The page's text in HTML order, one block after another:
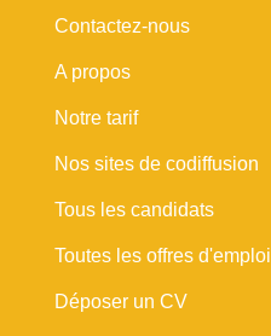
Contactez-nous
A propos
Notre tarif
Nos sites de codiffusion
Tous les candidats
Toutes les offres d'emploi
Déposer un CV